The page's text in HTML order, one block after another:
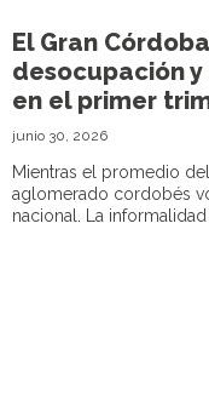
El Gran
desocupación
en el primer
junio 30, 2026
Mientras el promedio
aglomerado cordobés
nacional. La informalidad